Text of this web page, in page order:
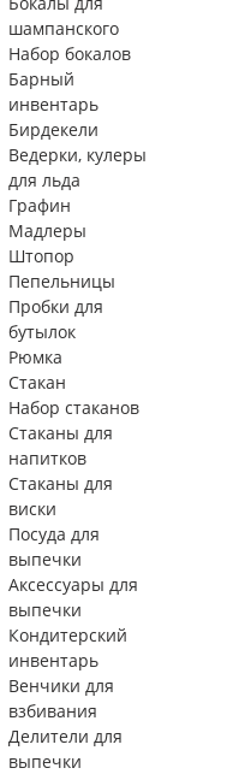
шампанского
Набор бокалов
Барный
инвентарь
Бирдекели
Ведерки, кулеры
для льда
Графин
Мадлеры
Штопор
Пепельницы
Пробки для
бутылок
Рюмка
Стакан
Набор стаканов
Стаканы для
напитков
Стаканы для
виски
Посуда для
выпечки
Аксессуары для
выпечки
Кондитерский
инвентарь
Венчики для
взбивания
Делители для
выпечки